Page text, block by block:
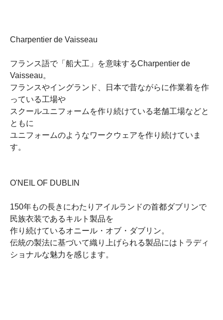
Charpentier de Vaisseau
フランス語で「船大工」を意味するCharpentier de
Vaisseau。
フランスやイングランド、日本で昔ながらに作業着を作
っている工場や
スクールユニフォームを作り続けている老舗工場などと
ともに
ユニフォームのようなワークウェアを作り続けていま
す。
O'NEIL OF DUBLIN
150年もの長きにわたりアイルランドの首都ダブリンで
民族衣装であるキルト製品を
作り続けているオニール・オブ・ダブリン。
伝統の製法に基づいて織り上げられる製品にはトラディ
ショナルな魅力を感じます。